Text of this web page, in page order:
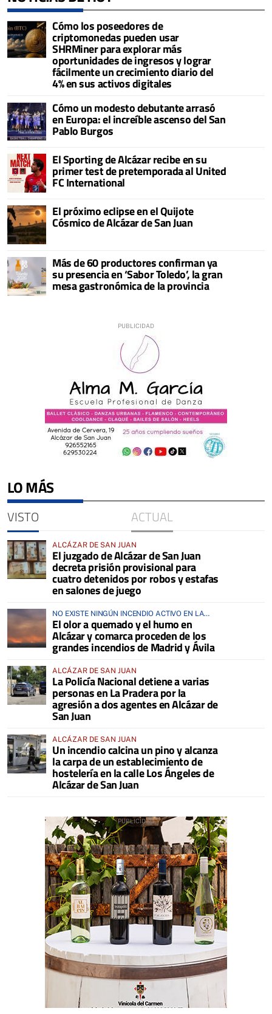
Cómo los poseedores de
criptomonedas pueden usar
SHRMiner para explorar más
oportunidades de ingresos y lograr
fácilmente un crecimiento diario del
4% en sus activos digitales
Cómo un modesto debutante arrasó
en Europa: el increíble ascenso del San
Pablo Burgos
El Sporting de Alcázar recibe en su
primer test de pretemporada al United
FC International
El próximo eclipse en el Quijote
Cósmico de Alcázar de San Juan
Más de 60 productores confirman ya
su presencia en ‘Sabor Toledo’, la gran
mesa gastronómica de la provincia
LO MÁS
VISTO ACTUAL
ALCÁZAR DE SAN JUAN
El juzgado de Alcázar de San Juan
decreta prisión provisional para
cuatro detenidos por robos y estafas
en salones de juego
NO EXISTE NINGÚN INCENDIO ACTIVO EN LA
COMARCA
El olor a quemado y el humo en
Alcázar y comarca proceden de los
grandes incendios de Madrid y Ávila
ALCÁZAR DE SAN JUAN
La Policía Nacional detiene a varias
personas en La Pradera por la
agresión a dos agentes en Alcázar de
San Juan
ALCÁZAR DE SAN JUAN
Un incendio calcina un pino y alcanza
la carpa de un establecimiento de
hostelería en la calle Los Ángeles de
Alcázar de San Juan